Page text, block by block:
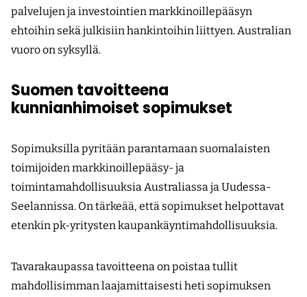
palvelujen ja investointien markkinoillepääsyn
ehtoihin sekä julkisiin hankintoihin liittyen. Australian
vuoro on syksyllä.
Suomen tavoitteena
kunnianhimoiset sopimukset
Sopimuksilla pyritään parantamaan suomalaisten
toimijoiden markkinoillepääsy- ja
toimintamahdollisuuksia Australiassa ja Uudessa-
Seelannissa. On tärkeää, että sopimukset helpottavat
etenkin pk-yritysten kaupankäyntimahdollisuuksia.
Tavarakaupassa tavoitteena on poistaa tullit
mahdollisimman laajamittaisesti heti sopimuksen